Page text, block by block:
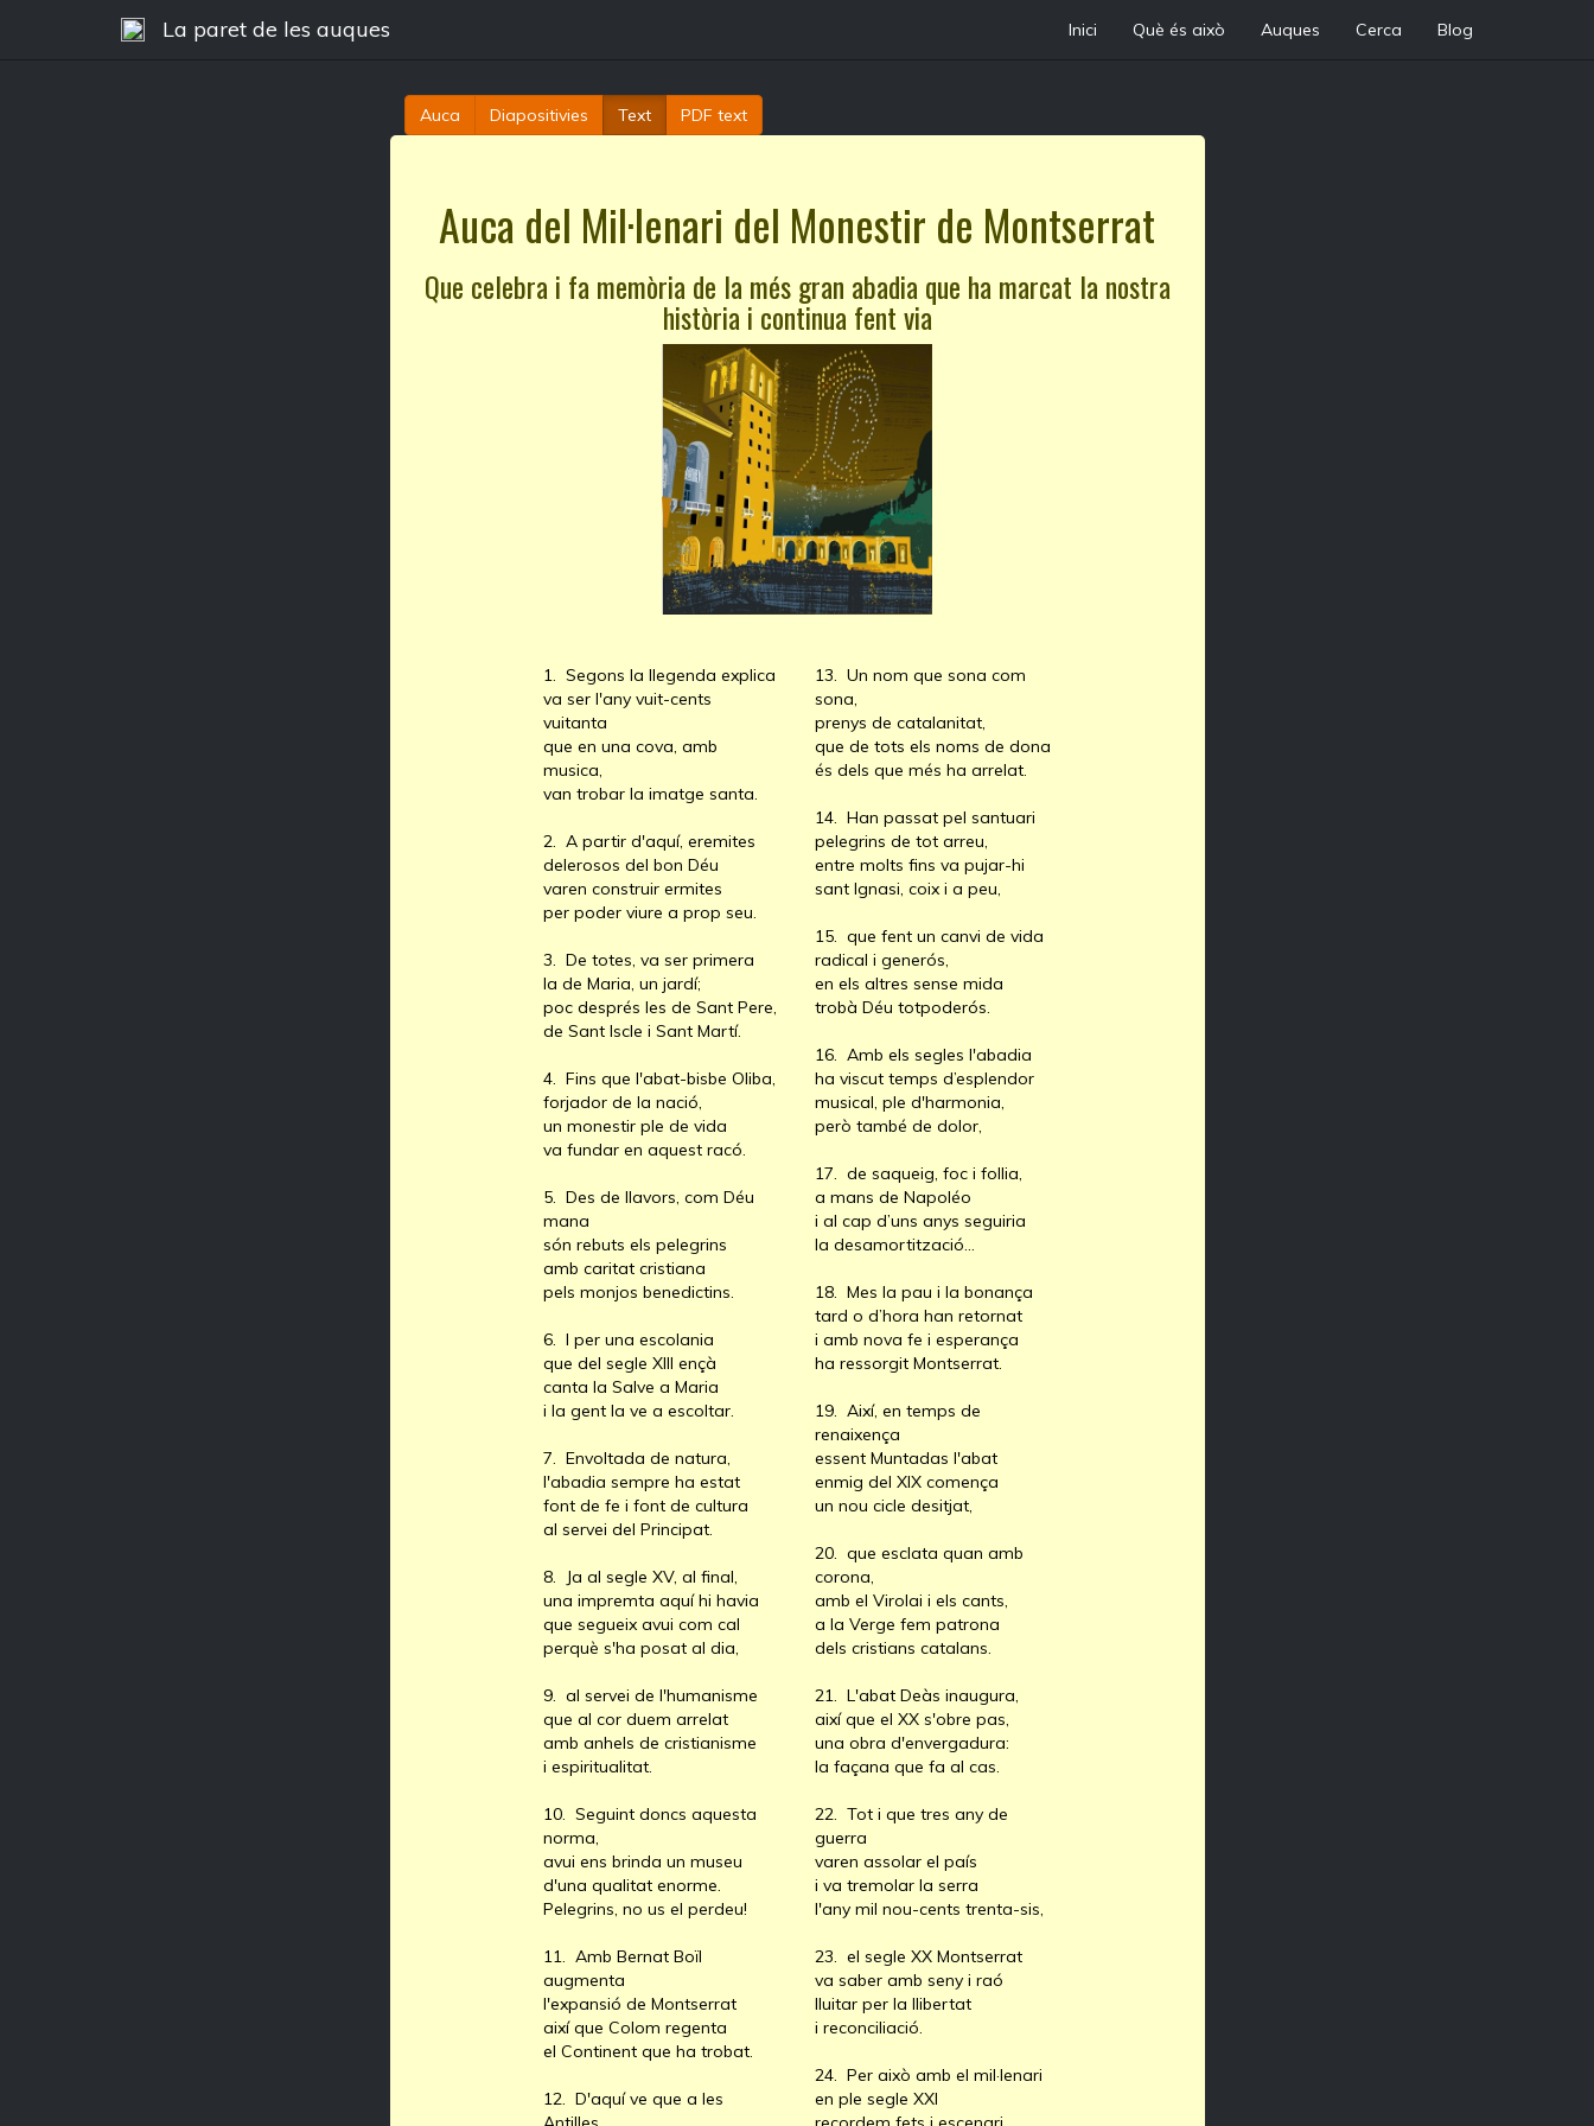
La paret de les auques Inici Què és això Auques Cerca Blog
Auca Diapositivies Text PDF text
Auca del Mil·lenari del Monestir de Montserrat
Que celebra i fa memòria de la més gran abadia que ha marcat la nostra
història i continua fent via
1. Segons la llegenda explica
va ser l'any vuit-cents
vuitanta
que en una cova, amb
musica,
van trobar la imatge santa.
2. A partir d'aquí, eremites
delerosos del bon Déu
varen construir ermites
per poder viure a prop seu.
3. De totes, va ser primera
la de Maria, un jardí;
poc després les de Sant Pere,
de Sant Iscle i Sant Martí.
4. Fins que l'abat-bisbe Oliba,
forjador de la nació,
un monestir ple de vida
va fundar en aquest racó.
5. Des de llavors, com Déu
mana
són rebuts els pelegrins
amb caritat cristiana
pels monjos benedictins.
6. I per una escolania
que del segle XIII ençà
canta la Salve a Maria
i la gent la ve a escoltar.
7. Envoltada de natura,
l'abadia sempre ha estat
font de fe i font de cultura
al servei del Principat.
8. Ja al segle XV, al final,
una impremta aquí hi havia
que segueix avui com cal
perquè s'ha posat al dia,
9. al servei de l'humanisme
que al cor duem arrelat
amb anhels de cristianisme
i espiritualitat.
10. Seguint doncs aquesta
norma,
avui ens brinda un museu
d'una qualitat enorme.
Pelegrins, no us el perdeu!
11. Amb Bernat Boïl
augmenta
l'expansió de Montserrat
així que Colom regenta
el Continent que ha trobat.
12. D'aquí ve que a les
13. Un nom que sona com
sona,
prenys de catalanitat,
que de tots els noms de dona
és dels que més ha arrelat.
14. Han passat pel santuari
pelegrins de tot arreu,
entre molts fins va pujar-hi
sant Ignasi, coix i a peu,
15. que fent un canvi de vida
radical i generós,
en els altres sense mida
trobà Déu totpoderós.
16. Amb els segles l'abadia
ha viscut temps d’esplendor
musical, ple d'harmonia,
però també de dolor,
17. de saqueig, foc i follia,
a mans de Napoléo
i al cap d’uns anys seguiria
la desamortització...
18. Mes la pau i la bonança
tard o d’hora han retornat
i amb nova fe i esperança
ha ressorgit Montserrat.
19. Així, en temps de
renaixença
essent Muntadas l'abat
enmig del XIX comença
un nou cicle desitjat,
20. que esclata quan amb
corona,
amb el Virolai i els cants,
a la Verge fem patrona
dels cristians catalans.
21. L'abat Deàs inaugura,
així que el XX s'obre pas,
una obra d'envergadura:
la façana que fa al cas.
22. Tot i que tres any de
guerra
varen assolar el país
i va tremolar la serra
l'any mil nou-cents trenta-sis,
23. el segle XX Montserrat
va saber amb seny i raó
lluitar per la llibertat
i reconciliació.
24. Per això amb el mil·lenari
en ple segle XXI